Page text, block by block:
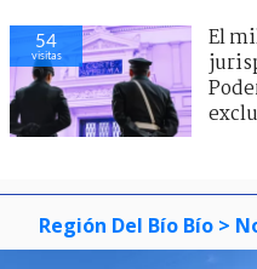
54
visitas
El
Región Del Bío Bío >